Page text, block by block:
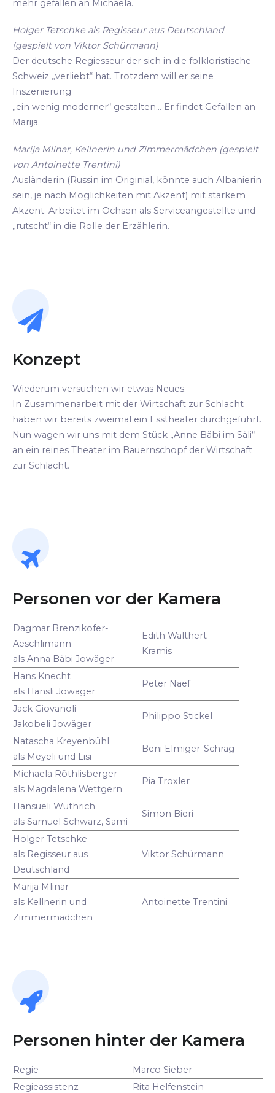
mehr gefallen an Michaela.
Holger Tetschke als Regisseur aus Deutschland
(gespielt von Viktor Schürmann)
Der deutsche Regiesseur der sich in die folkloristische
Schweiz „verliebt“ hat. Trotzdem will er seine
Inszenierung
„ein wenig moderner“ gestalten... Er findet Gefallen an
Marija.
Marija Mlinar, Kellnerin und Zimmermädchen (gespielt
von Antoinette Trentini)
Ausländerin (Russin im Originial, könnte auch Albanierin
sein, je nach Möglichkeiten mit Akzent) mit starkem
Akzent. Arbeitet im Ochsen als Serviceangestellte und
„rutscht“ in die Rolle der Erzählerin.
Konzept
Wiederum versuchen wir etwas Neues.
In Zusammenarbeit mit der Wirtschaft zur Schlacht
haben wir bereits zweimal ein Esstheater durchgeführt.
Nun wagen wir uns mit dem Stück „Anne Bäbi im Säli“
an ein reines Theater im Bauernschopf der Wirtschaft
zur Schlacht.
Personen vor der Kamera
Dagmar Brenzikofer-
Aeschlimann
als Anna Bäbi Jowäger
Edith Walthert
Kramis
Hans Knecht
als Hansli Jowäger
Peter Naef
Jack Giovanoli
Jakobeli Jowäger
Philippo Stickel
Natascha Kreyenbühl
als Meyeli und Lisi
Beni Elmiger-Schrag
Michaela Röthlisberger
als Magdalena Wettgern
Pia Troxler
Hansueli Wüthrich
als Samuel Schwarz, Sami
Simon Bieri
Holger Tetschke
als Regisseur aus
Deutschland
Viktor Schürmann
Marija Mlinar
als Kellnerin und
Zimmermädchen
Antoinette Trentini
Personen hinter der Kamera
Regie
Marco Sieber
Regieassistenz
Rita Helfenstein